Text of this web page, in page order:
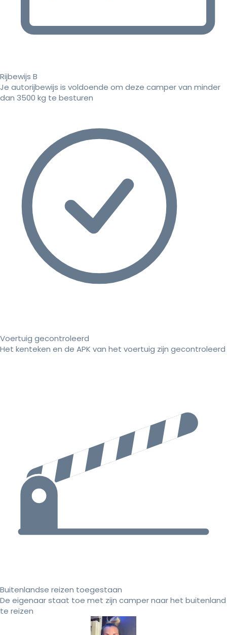
Rijbewijs B
Je autorijbewijs is voldoende om deze camper van minder
dan 3500 kg te besturen
Voertuig gecontroleerd
Het kenteken en de APK van het voertuig zijn gecontroleerd
Buitenlandse reizen toegestaan
De eigenaar staat toe met zijn camper naar het buitenland
te reizen